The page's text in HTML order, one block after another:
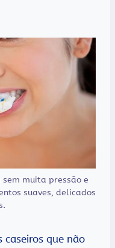
muita pressão e
suaves, delicados
que não